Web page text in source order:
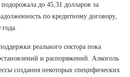
до 45,31 долларов за
по кредитному договору,
реального сектора пока
и распоряжений. Алкоголь
создания некоторых специфических